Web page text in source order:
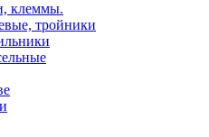
клеммы.
тройники